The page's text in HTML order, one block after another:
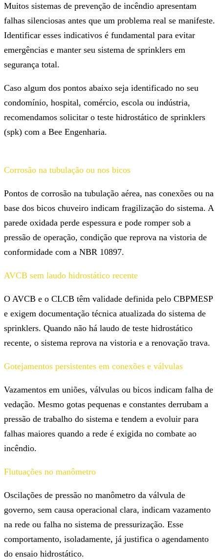
Muitos sistemas de prevenção de incêndio apresentam
falhas silenciosas antes que um problema real se manifeste.
Identificar esses indicativos é fundamental para evitar
emergências e manter seu sistema de sprinklers em
segurança total.
Caso algum dos pontos abaixo seja identificado no seu
condomínio, hospital, comércio, escola ou indústria,
recomendamos solicitar o teste hidrostático de sprinklers
(spk) com a Bee Engenharia.
Corrosão na tubulação ou nos bicos
Pontos de corrosão na tubulação aérea, nas conexões ou na
base dos bicos chuveiro indicam fragilização do sistema. A
parede oxidada perde espessura e pode romper sob a
pressão de operação, condição que reprova na vistoria de
conformidade com a NBR 10897.
AVCB sem laudo hidrostático recente
O AVCB e o CLCB têm validade definida pelo CBPMESP
e exigem documentação técnica atualizada do sistema de
sprinklers. Quando não há laudo de teste hidrostático
recente, o sistema reprova na vistoria e a renovação trava.
Gotejamentos persistentes em conexões e válvulas
Vazamentos em uniões, válvulas ou bicos indicam falha de
vedação. Mesmo gotas pequenas e constantes derrubam a
pressão de trabalho do sistema e tendem a evoluir para
falhas maiores quando a rede é exigida no combate ao
incêndio.
Flutuações no manômetro
Oscilações de pressão no manômetro da válvula de
governo, sem causa operacional clara, indicam vazamento
na rede ou falha no sistema de pressurização. Esse
comportamento, isoladamente, já justifica o agendamento
do ensaio hidrostático.